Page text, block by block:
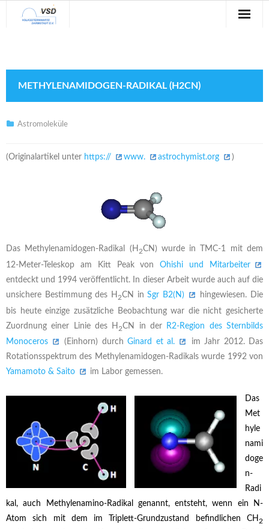
Veranstaltungen
Blog
Galerie
METHYLENAMIDOGEN-RADIKAL (H2CN)
Astromoleküle
(Originalartikel unter https:// www. astrochymist.org )
Das Methylenamidogen-Radikal (H 2CN) wurde in TMC-1 mit dem
12-Meter-Teleskop am Kitt Peak vonOhishi und Mitarbeiter
entdeckt und 1994 veröffentlicht. In dieser Arbeit wurde auch auf die
unsichere Bestimmung des H 2CN inSgr B2(N)
hingewiesen. Die
bis heute einzige zusätzliche Beobachtung war die nicht gesicherte
Zuordnung einer Linie des H 2CN in der
R2-Region des Sternbilds
Monoceros
(Einhorn) durchGinard et al.
im Jahr 2012. Das
Rotationsspektrum des Methylenamidogen-Radikals wurde 1992 von
Yamamoto & Saito
im Labor gemessen.
Das
Met
hyle
nami
doge
n-
Radi
kal, auch Methylenamino-Radikal genannt, entsteht, wenn ein N-
Atom sich mit dem im Triplett-Grundzustand befindlichen CH 2